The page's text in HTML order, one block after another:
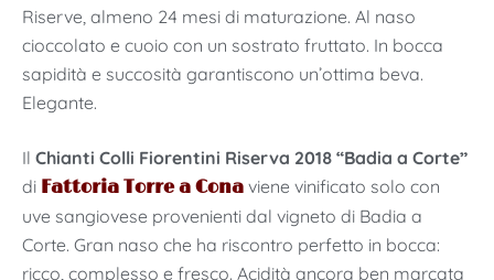
Riserve, almeno 24 mesi di maturazione. Al naso
cioccolato e cuoio con un sostrato fruttato. In bocca
sapidità e succosità garantiscono un’ottima beva.
Elegante.
Il Chianti Colli Fiorentini Riserva 2018 “Badia a Corte”
di Fattoria Torre a Cona viene vinificato solo con
uve sangiovese provenienti dal vigneto di Badia a
Corte. Gran naso che ha riscontro perfetto in bocca:
ricco, complesso e fresco. Acidità ancora ben marcata